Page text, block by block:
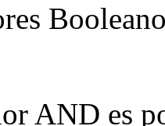
AND es